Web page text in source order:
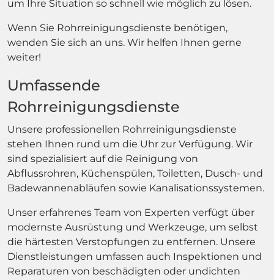
um Ihre Situation so schnell wie möglich zu lösen.
Wenn Sie Rohrreinigungsdienste benötigen,
wenden Sie sich an uns. Wir helfen Ihnen gerne
weiter!
Umfassende
Rohrreinigungsdienste
Unsere professionellen Rohrreinigungsdienste
stehen Ihnen rund um die Uhr zur Verfügung. Wir
sind spezialisiert auf die Reinigung von
Abflussrohren, Küchenspülen, Toiletten, Dusch- und
Badewannenabläufen sowie Kanalisationssystemen.
Unser erfahrenes Team von Experten verfügt über
modernste Ausrüstung und Werkzeuge, um selbst
die härtesten Verstopfungen zu entfernen. Unsere
Dienstleistungen umfassen auch Inspektionen und
Reparaturen von beschädigten oder undichten